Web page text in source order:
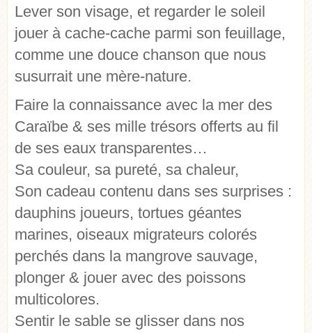
Lever son visage, et regarder le soleil
jouer à cache-cache parmi son feuillage,
comme une douce chanson que nous
susurrait une mère-nature.
Faire la connaissance avec la mer des
Caraïbe & ses mille trésors offerts au fil
de ses eaux transparentes…
Sa couleur, sa pureté, sa chaleur,
Son cadeau contenu dans ses surprises :
dauphins joueurs, tortues géantes
marines, oiseaux migrateurs colorés
perchés dans la mangrove sauvage,
plonger & jouer avec des poissons
multicolores.
Sentir le sable se glisser dans nos